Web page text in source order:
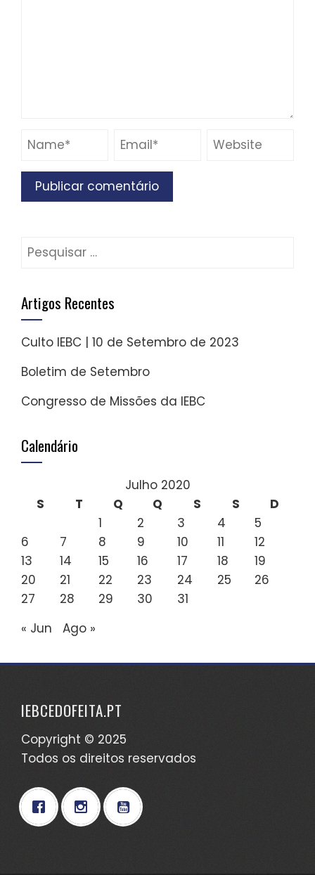
Pesquisar
Artigos Recentes
Culto IEBC | 10 de Setembro de 2023
Boletim de Setembro
Congresso de Missões da IEBC
Calendário
Julho 2020
S
T Q Q S S
D
1
2 3 4
5
6
7 8 9 10 11
12
13
14 15 16 17 18
19
20
21 22 23 24 25
26
27
28 29 30
31
« Jun
Ago »
IEBCEDOFEITA.PT
Copyright © 2025
Todos os direitos reservados